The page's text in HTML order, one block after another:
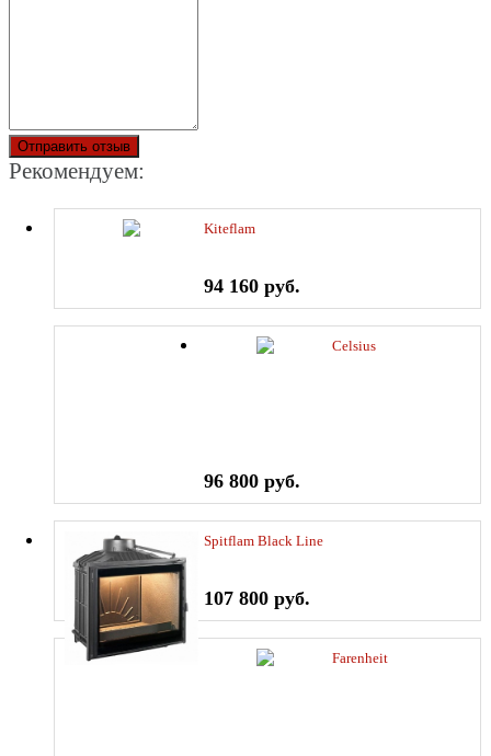
Отправить отзыв
Рекомендуем:
Kiteflam
94 160 руб.
Celsius
96 800 руб.
Spitflam Black Line
107 800 руб.
Farenheit